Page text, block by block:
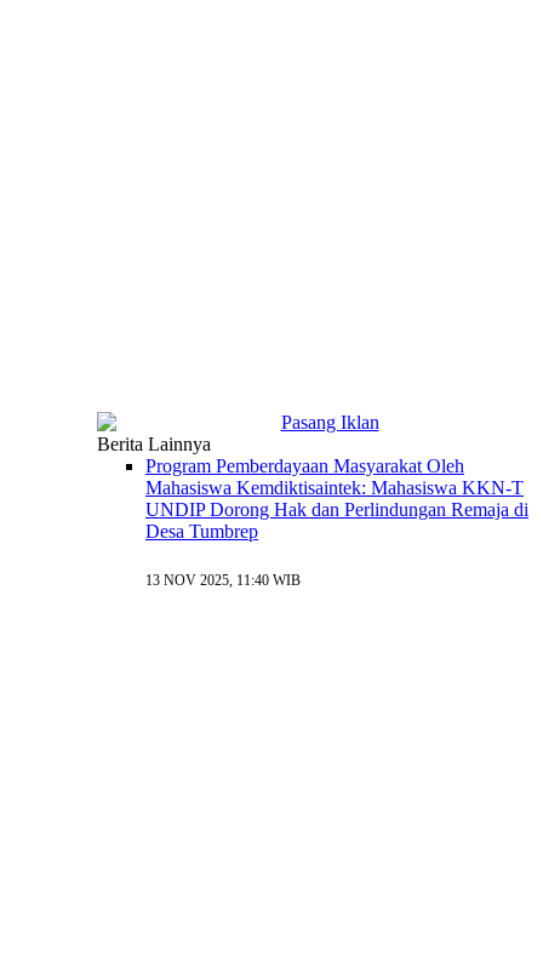
Berita Lainnya
Program Pemberdayaan Masyarakat Oleh
Mahasiswa Kemdiktisaintek: Mahasiswa KKN-T
UNDIP Dorong Hak dan Perlindungan Remaja di
Desa Tumbrep
13 NOV 2025, 11:40 WIB